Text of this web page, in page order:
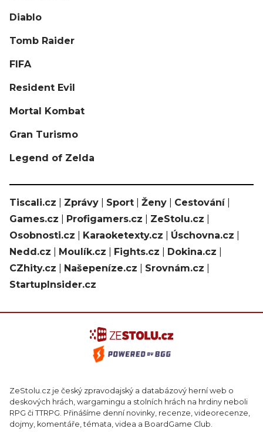
Diablo
Tomb Raider
FIFA
Resident Evil
Mortal Kombat
Gran Turismo
Legend of Zelda
Tiscali.cz Zprávy Sport Ženy Cestování|
Games.cz
Profigamers.cz ZeStolu.cz
Osobnosti.cz
Karaoketexty.cz Úschovna.cz
Nedd.cz
Moulík.cz Fights.cz Dokina.cz
CZhity.cz
Našepeníze.cz Srovnám.cz
StartupInsider.cz
ZeStolu.cz je český zpravodajský a databázový herní web o
deskových hrách, wargamingu a stolních hrách na hrdiny neboli
RPG či TTRPG. Přinášíme denní novinky, recenze, videorecenze,
dojmy, komentáře, témata, videa a BoardGame Club.